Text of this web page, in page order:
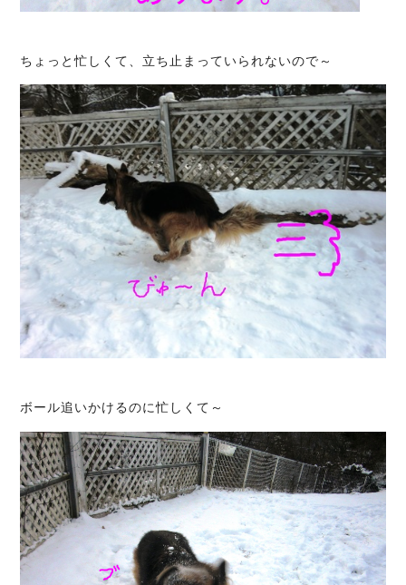
ちょっと忙しくて、立ち止まっていられないので～
ボール追いかけるのに忙しくて～